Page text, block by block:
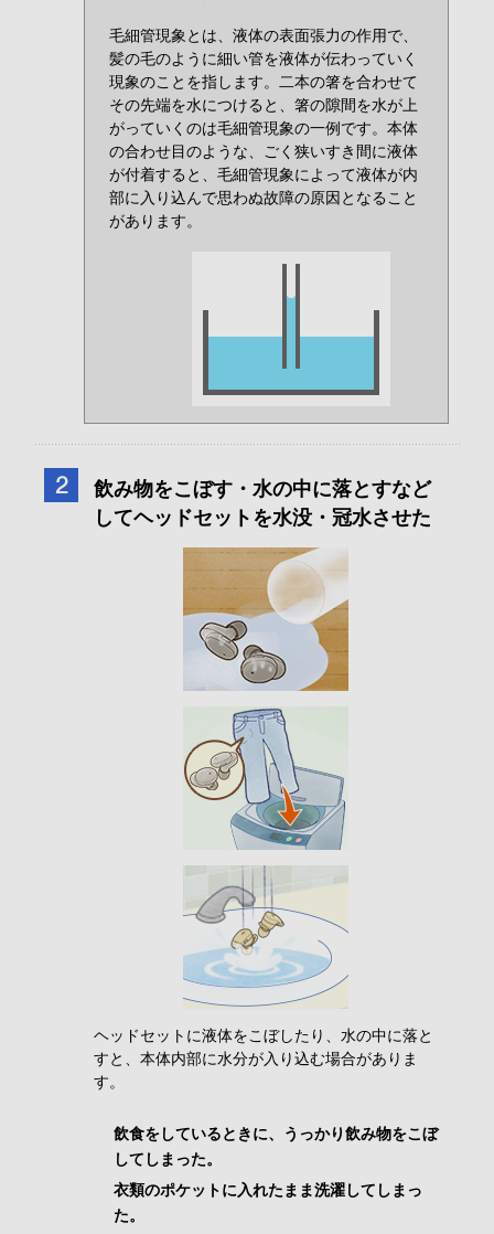
毛細管現象とは、液体の表面張力の作用で、
髪の毛のように細い管を液体が伝わっていく
現象のことを指します。二本の箸を合わせて
その先端を水につけると、箸の隙間を水が上
がっていくのは毛細管現象の一例です。本体
の合わせ目のような、ごく狭いすき間に液体
が付着すると、毛細管現象によって液体が内
部に入り込んで思わぬ故障の原因となること
があります。
飲み物をこぼす・水の中に落とすなど
してヘッドセットを水没・冠水させた
ヘッドセットに液体をこぼしたり、水の中に落と
すと、本体内部に水分が入り込む場合がありま
す。
飲食をしているときに、うっかり飲み物をこぼ
してしまった。
衣類のポケットに入れたまま洗濯してしまっ
た。